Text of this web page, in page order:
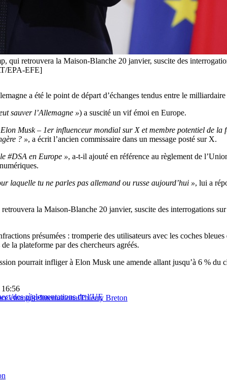
qui retrouvera la Maison-Blanche 20 janvier, suscite des
EPA-EFE]
a été le point de départ d’échanges tendus entre le
sauver l’Allemagne ») a suscité un vif émoi en Europe.
Musk – 1er influenceur mondial sur X et membre potentiel de
? », a écrit l’ancien commissaire dans un message posté sur X.
#DSA en Europe », a-t-il ajouté en référence au règlement de
laquelle tu ne parles pas allemand ou russe aujourd’hui », lui a
la Maison-Blanche 20 janvier, suscite des interrogations
présumées : tromperie des utilisateurs avec les coches
la plateforme par des chercheurs agréés.
pourrait infliger à Elon Musk une amende allant jusqu’à 6 % du
des règlementations de l’UE
étrangèreInternationalThierry Breton